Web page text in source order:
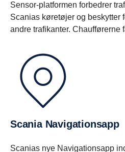
Sensor-platformen forbedrer
Scanias køretøjer og beskytter
andre trafikanter. Chaufførerne
Scania Navigationsapp
Scanias nye Navigationsapp